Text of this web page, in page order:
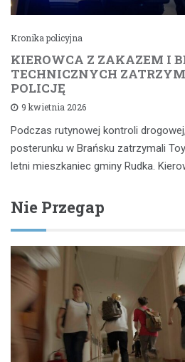
Kronika policyjna
KIEROWCA Z ZAKAZEM I
TECHNICZNYCH
POLICJĘ
9 kwietnia 2026
Podczas rutynowej kontroli
posterunku w Brańsku zatrzymali
letni mieszkaniec gminy Rudka.
Nie Przegap